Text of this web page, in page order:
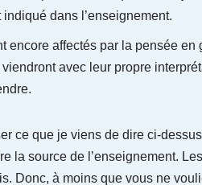
dans l’enseignement.
encore affectés par la pensée en
avec leur propre
ce que je viens de dire ci-
la source de l’enseignement.
Donc, à moins que vous ne